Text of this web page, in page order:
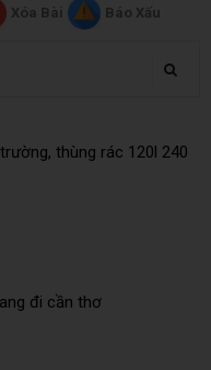
Xóa Bài Báo Xấu
thùng rác 120l 240
đi cần thơ